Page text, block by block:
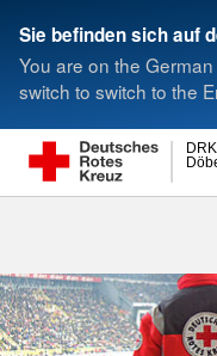
Sie befinden sich auf
You are on the
switch to switch to the